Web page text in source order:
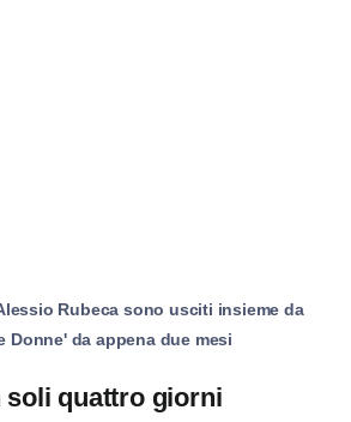
Rubeca sono usciti insieme da
Donne' da appena due mesi
soli quattro giorni